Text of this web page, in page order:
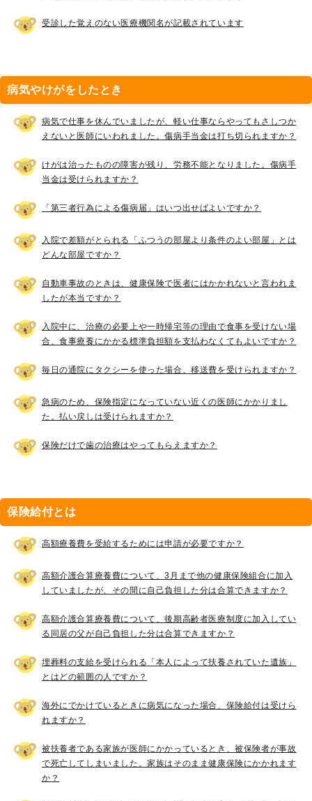
受診した覚えのない医療機関名が記載されています
病気やけがをしたとき
病気で仕事を休んでいましたが、軽い仕事ならやってもさしつか
えないと医師にいわれました。傷病手当金は打ち切られますか？
けがは治ったものの障害が残り、労務不能となりました。傷病手
当金は受けられますか？
「第三者行為による傷病届」はいつ出せばよいですか？
入院で差額がとられる「ふつうの部屋より条件のよい部屋」とは
どんな部屋ですか？
自動車事故のときは、健康保険で医者にはかかれないと言われま
したが本当ですか？
入院中に、治療の必要上や一時帰宅等の理由で食事を受けない場
合、食事療養にかかる標準負担額を支払わなくてもよいですか？
毎日の通院にタクシーを使った場合、移送費を受けられますか？
急病のため、保険指定になっていない近くの医師にかかりまし
た。払い戻しは受けられますか？
保険だけで歯の治療はやってもらえますか？
保険給付とは
高額療養費を受給するためには申請が必要ですか？
高額介護合算療養費について、3月まで他の健康保険組合に加入
していましたが、その間に自己負担した分は合算できますか？
高額介護合算療養費について、後期高齢者医療制度に加入してい
る同居の父が自己負担した分は合算できますか？
埋葬料の支給を受けられる「本人によって扶養されていた遺族」
とはどの範囲の人ですか？
海外にでかけているときに病気になった場合、保険給付は受けら
れますか？
被扶養者である家族が医師にかかっているとき、被保険者が事故
で死亡してしまいました。家族はそのまま健康保険にかかれます
か？